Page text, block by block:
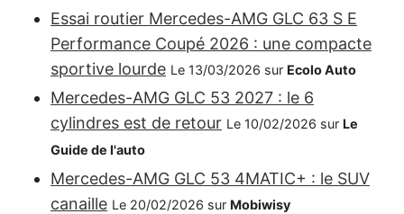
Essai routier Mercedes-AMG GLC 63 S E
Performance Coupé 2026 : une compacte
sportive lourde Le 13/03/2026 sur Ecolo Auto
Mercedes-AMG GLC 53 2027 : le 6
cylindres est de retour Le 10/02/2026 sur Le
Guide de l'auto
Mercedes-AMG GLC 53 4MATIC+ : le SUV
canaille Le 20/02/2026 sur Mobiwisy